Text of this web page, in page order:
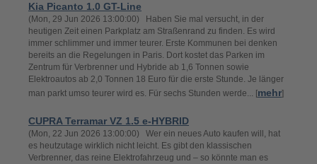
Kia Picanto 1.0 GT-Line
(Mon, 29 Jun 2026 13:00:00) Haben Sie mal versucht, in der
heutigen Zeit einen Parkplatz am Straßenrand zu finden. Es wird
immer schlimmer und immer teurer. Erste Kommunen bei denken
bereits an die Regelungen in Paris. Dort kostet das Parken im
Zentrum für Verbrenner und Hybride ab 1,6 Tonnen sowie
Elektroautos ab 2,0 Tonnen 18 Euro für die erste Stunde. Je länger
man parkt umso teurer wird es. Für sechs Stunden werde... [mehr]
CUPRA Terramar VZ 1.5 e-HYBRID
(Mon, 22 Jun 2026 13:00:00) Wer ein neues Auto kaufen will, hat
es heutzutage wirklich nicht leicht. Es gibt den klassischen
Verbrenner, das reine Elektrofahrzeug und – so könnte man es